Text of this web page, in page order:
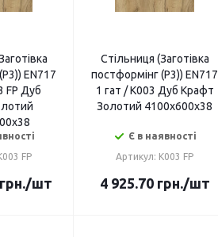
EN717
FP Дуб
FP
/шт
Стільниця (Заготівка
постформінг (P3)) EN717
1 гат / K003 Дуб Крафт
Золотий 4100х600х38
Є в наявності
Артикул: K003 FP
4 925.70грн./шт